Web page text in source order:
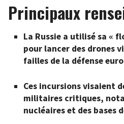
Principaux
La Russie a utilisé sa «
pour lancer des drones
failles de la défense
Ces incursions visaient
militaires critiques,
nucléaires et des bases